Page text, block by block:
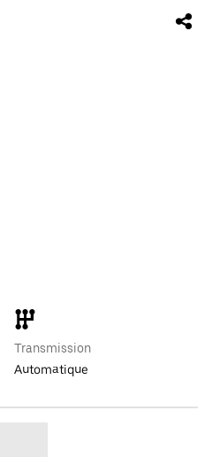
Transmission
Automatique